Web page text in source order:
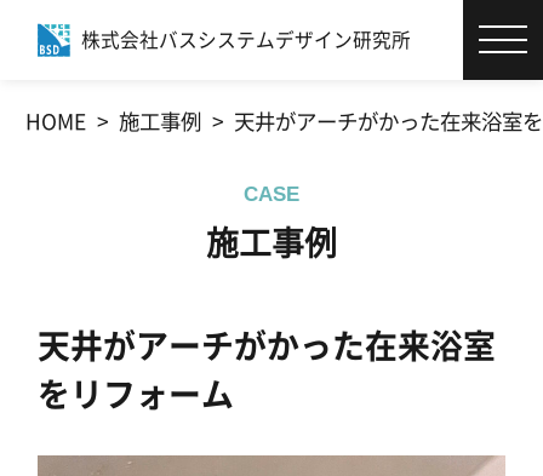
株式会社バスシステムデザイン研究所
エコバスリフォーム®とは
お客様サポート
施工事例
会社情報
HOME 施工事例 天井がアーチがかった在来浴室
CASE
施工事例
天井がアーチがかった在来浴室
をリフォーム